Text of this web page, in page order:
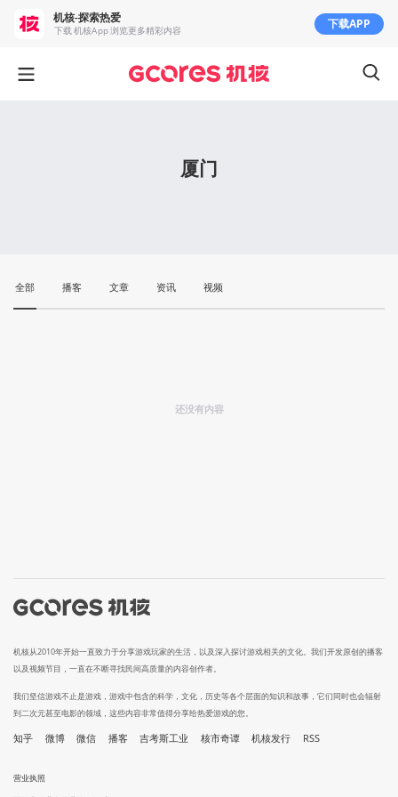
厦门
全部 播客 文章 资讯 视频
还没有内容
机核从2010年开始一直致力于分享游戏玩家的生活，以及深入探讨游戏相关的文化。我们开发原创的播客
以及视频节目，一直在不断寻找民间高质量的内容创作者。
我们坚信游戏不止是游戏，游戏中包含的科学，文化，历史等各个层面的知识和故事，它们同时也会辐射
到二次元甚至电影的领域，这些内容非常值得分享给热爱游戏的您。
知乎 微博 微信 播客 吉考斯工业 核市奇谭 机核发行 RSS
营业执照
机核-探索热爱
下载 机核App 浏览更多精彩内容 下载APP